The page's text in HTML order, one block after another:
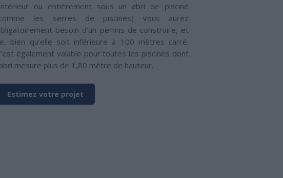
ou entièrement sous un abri de piscine
les serres de piscines) vous aurez
besoin d’un permis de construire, et
bien qu’elle soit inférieure à 100 mètres carré.
également valable pour toutes les piscines dont
mesure plus de 1,80 mètre de hauteur.
Estimez votre projet